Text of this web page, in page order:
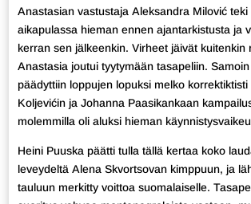
Anastasian vastustaja Aleksandra Milović
aikapulassa hieman ennen ajantarkistusta ja
kerran sen jälkeenkin. Virheet jäivät kuitenkin
Anastasia joutui tyytymään tasapeliin.
päädyttiin loppujen lopuksi melko korrektiktisti
Koljevićin ja Johanna Paasikankaan
molemmilla oli aluksi hieman
Heini Puuska päätti tulla tällä kertaa koko
leveydeltä Alena Skvortsovan kimppuun, ja
tauluun merkitty voittoa suomalaiselle.